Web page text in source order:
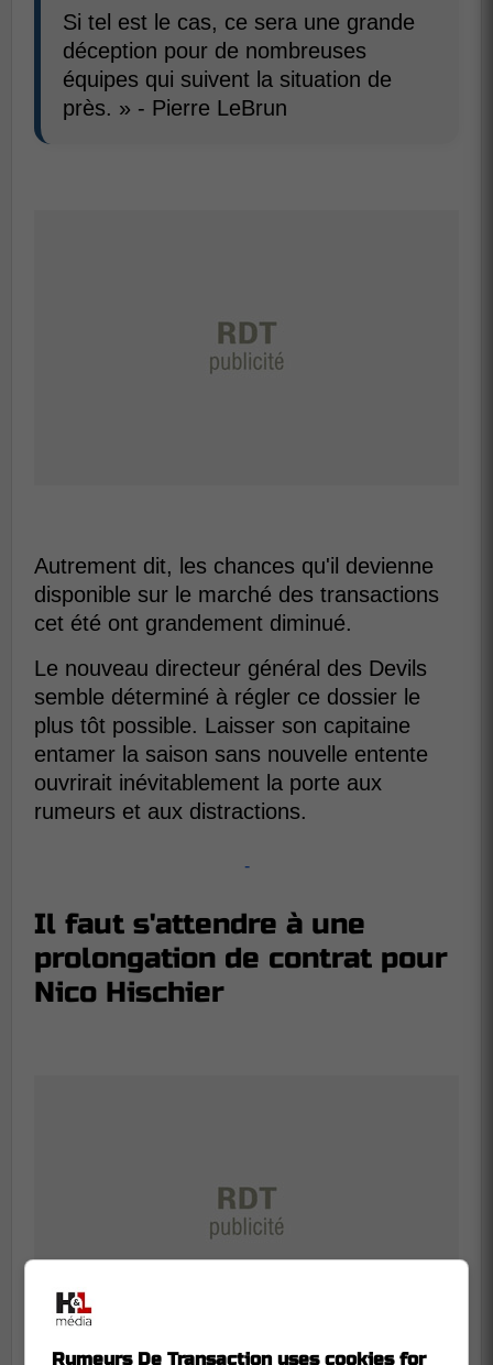
Si tel est le cas, ce sera une grande
déception pour de nombreuses
équipes qui suivent la situation de
près. » - Pierre LeBrun
Autrement dit, les chances qu'il devienne
disponible sur le marché des transactions
cet été ont grandement diminué.
Le nouveau directeur général des Devils
semble déterminé à régler ce dossier le
plus tôt possible. Laisser son capitaine
entamer la saison sans nouvelle entente
ouvrirait inévitablement la porte aux
rumeurs et aux distractions.
-
Il faut s'attendre à une
prolongation de contrat pour
Nico Hischier
Rumeurs De Transaction uses cookies for